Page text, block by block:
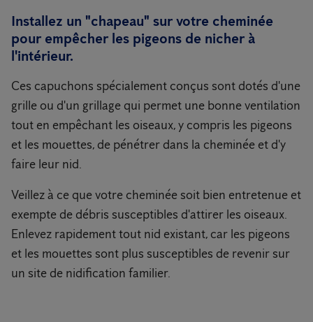
Installez un "chapeau" sur votre cheminée
pour empêcher les pigeons de nicher à
l'intérieur.
Ces capuchons spécialement conçus sont dotés d'une
grille ou d'un grillage qui permet une bonne ventilation
tout en empêchant les oiseaux, y compris les pigeons
et les mouettes, de pénétrer dans la cheminée et d'y
faire leur nid.
Veillez à ce que votre cheminée soit bien entretenue et
exempte de débris susceptibles d'attirer les oiseaux.
Enlevez rapidement tout nid existant, car les pigeons
et les mouettes sont plus susceptibles de revenir sur
un site de nidification familier.